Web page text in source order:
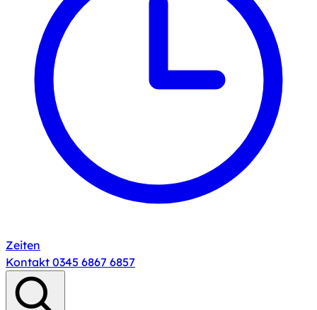
Zeiten
Kontakt 0345 6867 6857